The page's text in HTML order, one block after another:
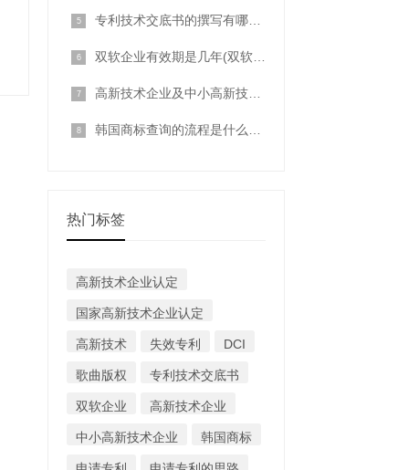
专利技术交底书的撰写有哪些要求？
双软企业有效期是几年(双软企业证书有效期)
高新技术企业及中小高新技术企业的认证条件
韩国商标查询的流程是什么呢？(如何查询韩国商标)
热门标签
高新技术企业认定
国家高新技术企业认定
高新技术 失效专利 DCI
歌曲版权 专利技术交底书
双软企业 高新技术企业
中小高新技术企业 韩国商标